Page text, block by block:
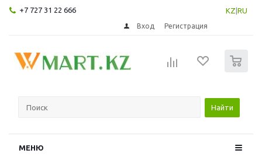
+7 727 31 22 666 KZ RU
Вход Регистрация
Найти
МЕНЮ